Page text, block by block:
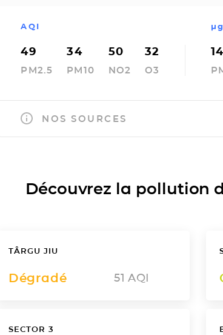
AQI
49
PM2.5
34
PM10
50
NO2
32
O3
14
NOS SOURCES
Découvrez la pollution
TÂRGU JIU
Dégradé 51 AQI
SECTOR 3